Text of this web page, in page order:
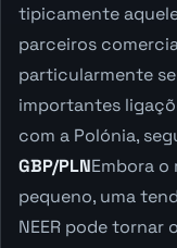
tipicamente
parceiros
particularmente
importantes
com a Polónia,
GBP/PLNEmbora o
pequeno, uma
NEER pode tornar